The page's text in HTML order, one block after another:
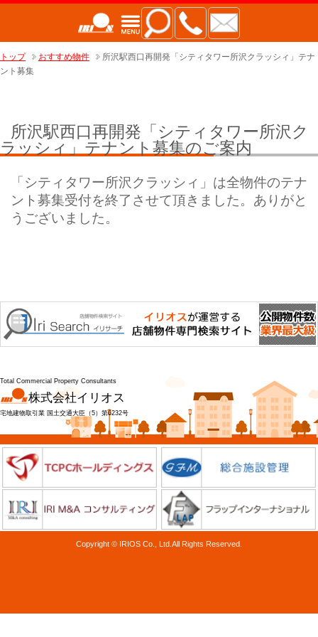
トップ おすすめ物件
所沢駅西口再開発「シティタワー所沢クラッシィ」テナ
ント募集
所沢駅西口再開発「シティタワー所沢ク
ラッシィ」テナント募集のご案内
「シティタワー所沢クラッシィ」は全物件のテナ
ント募集受付を終了させて頂きました。ありがと
うございました。
Total Commercial Property Consultants
株式会社イリオス
宅地建物取引業 国土交通大臣（5）第6232号
Copyright © IRIOS Co., Ltd.All Rights Reserved.